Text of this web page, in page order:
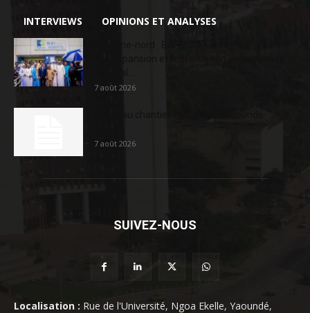
INTERVIEWS OPINIONS ET ANALYSES
7 août 2026
7 août 2026
SUIVEZ-NOUS
Localisation : Rue de l'Université, Ngoa Ekelle, Yaoundé,